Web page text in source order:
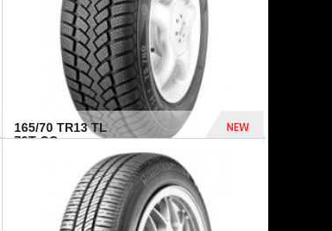
165/70 TR13 TL
79T CO...
NEW
364 Dhs